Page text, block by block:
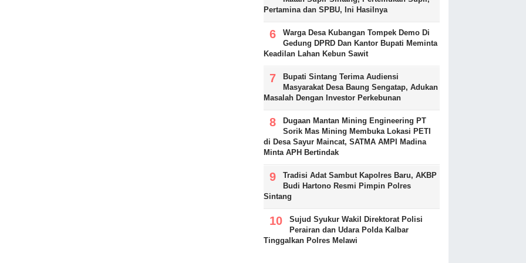
Pertamina dan SPBU, Ini Hasilnya
Warga Desa Kubangan Tompek Demo Di
Gedung DPRD Dan Kantor Bupati Meminta
Keadilan Lahan Kebun Sawit
Bupati Sintang Terima Audiensi
Masyarakat Desa Baung Sengatap, Adukan
Masalah Dengan Investor Perkebunan
Dugaan Mantan Mining Engineering PT
Sorik Mas Mining Membuka Lokasi PETI
di Desa Sayur Maincat, SATMA AMPI Madina
Minta APH Bertindak
Tradisi Adat Sambut Kapolres Baru, AKBP
Budi Hartono Resmi Pimpin Polres
Sintang
Sujud Syukur Wakil Direktorat Polisi
Perairan dan Udara Polda Kalbar
Tinggalkan Polres Melawi